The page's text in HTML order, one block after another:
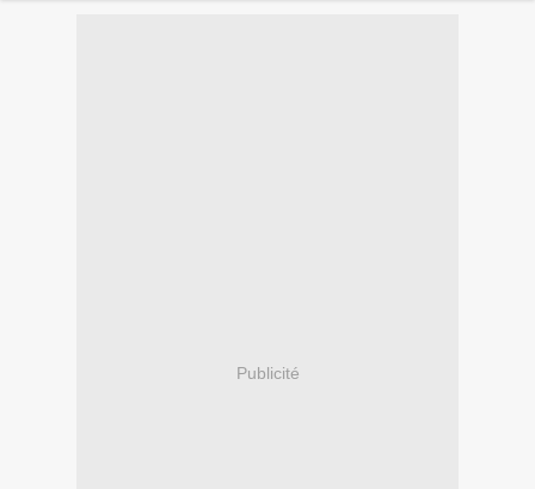
Publicité